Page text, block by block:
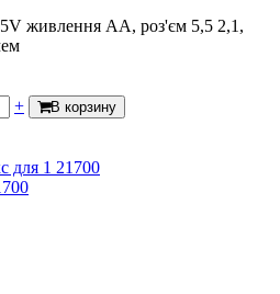
живлення АА, роз'єм 5,5 2,1,
+ В корзину